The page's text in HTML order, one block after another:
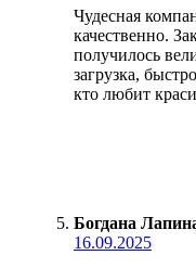
Чудесная
качественно.
получилось
загрузка,
кто любит
Богдана
16.09.2025